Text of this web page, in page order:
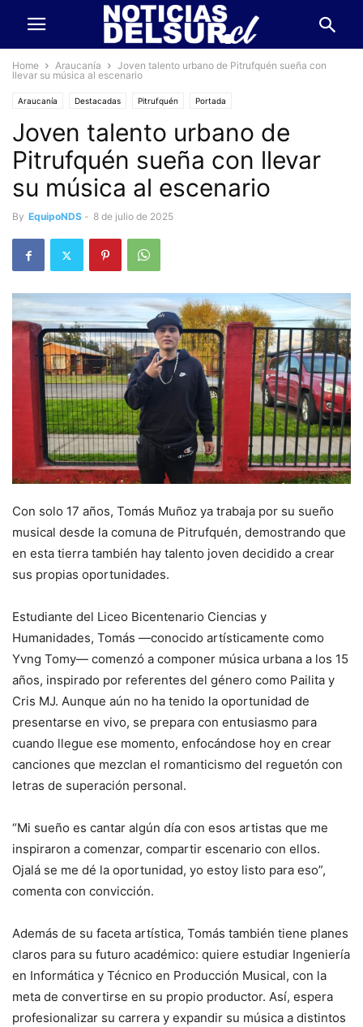
Home Araucanía
Joven talento urbano de Pitrufquén sueña con
llevar su música al escenario
Araucanía Destacadas Pitrufquén Portada
Joven talento urbano de
Pitrufquén sueña con llevar
su música al escenario
By EquipoNDS - 8 de julio de 2025
Con solo 17 años, Tomás Muñoz ya trabaja por su sueño
musical desde la comuna de Pitrufquén, demostrando que
en esta tierra también hay talento joven decidido a crear
sus propias oportunidades.
Estudiante del Liceo Bicentenario Ciencias y
Humanidades, Tomás —conocido artísticamente como
Yvng Tomy— comenzó a componer música urbana a los 15
años, inspirado por referentes del género como Pailita y
Cris MJ. Aunque aún no ha tenido la oportunidad de
presentarse en vivo, se prepara con entusiasmo para
cuando llegue ese momento, enfocándose hoy en crear
canciones que mezclan el romanticismo del reguetón con
letras de superación personal.
“Mi sueño es cantar algún día con esos artistas que me
inspiraron a comenzar, compartir escenario con ellos.
Ojalá se me dé la oportunidad, yo estoy listo para eso”,
comenta con convicción.
Además de su faceta artística, Tomás también tiene planes
claros para su futuro académico: quiere estudiar Ingeniería
en Informática y Técnico en Producción Musical, con la
meta de convertirse en su propio productor. Así, espera
profesionalizar su carrera y expandir su música a distintos